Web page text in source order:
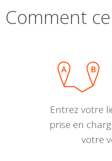
Comment
Entrez votre
prise en
votre